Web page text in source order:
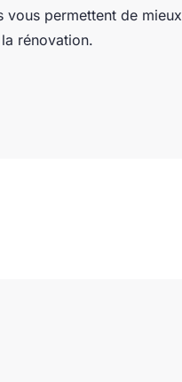
vous permettent de mieux
rénovation.